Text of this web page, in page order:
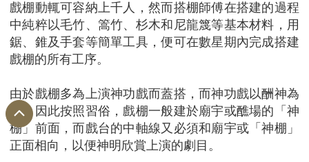
戲棚動輒可容納上千人，然而搭棚師傅在搭建的過程
中純粹以毛竹、篙竹、杉木和尼龍篾等基本材料，用
鋸、錐及手套等簡單工具，便可在數星期內完成搭建
戲棚的所有工序。
由於戲棚多為上演神功戲而蓋搭，而神功戲以酬神為
主，因此按照習俗，戲棚一般建於廟宇或醮場的「神
棚」前面，而戲台的中軸線又必須和廟宇或「神棚」
正面相向，以便神明欣賞上演的劇目。